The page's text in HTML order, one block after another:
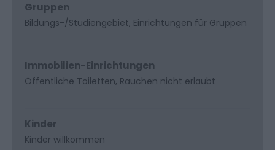
Gruppen
Bildungs-/Studiengebiet Einrichtungen für Gruppen
Immobilien-Einrichtungen
Öffentliche Toiletten Rauchen nicht erlaubt
Kinder
Kinder willkommen